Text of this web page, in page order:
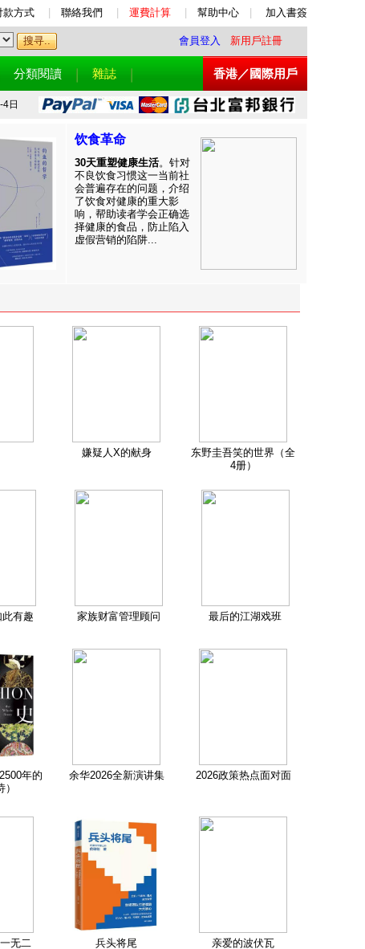
款方式 聯絡我們 運費計算 幫助中心 加入書簽
會員登入 新用戶註冊
分類閱讀 雜誌 香港／國際用戶
日
饮食革命
30天重塑健康生活。针对
不良饮食习惯这一当前社
会普遍存在的问题，介绍
了饮食对健康的重大影
响，帮助读者学会正确选
择健康的食品，防止陷入
虚假营销的陷阱...
嫌疑人X的献身
东野圭吾笑的世界（全
4册）
有趣 家族财富管理顾问 最后的江湖戏班
年的
余华2026全新演讲集 2026政策热点面对面
无二 兵头将尾 亲爱的波伏瓦